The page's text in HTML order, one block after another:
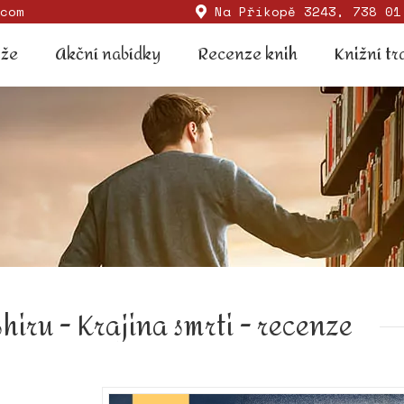
Na Příkopě 3243, 738
Akční nabídky Recenze knih Knižní
- Krajina smrti - recenze
Akční nabídky Recenze knih